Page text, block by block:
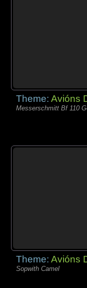
Theme:Avións
Messerschmitt Bf 110
Theme:Avións
Sopwith Camel